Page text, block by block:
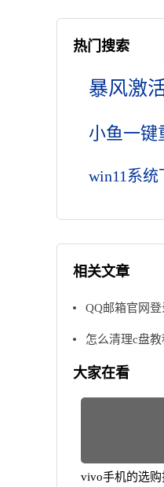
热门搜索
暴风激
小鱼一键
win11系统
相关文章
QQ邮箱官网
怎么清理c盘教
大家在看
vivo手机的选购